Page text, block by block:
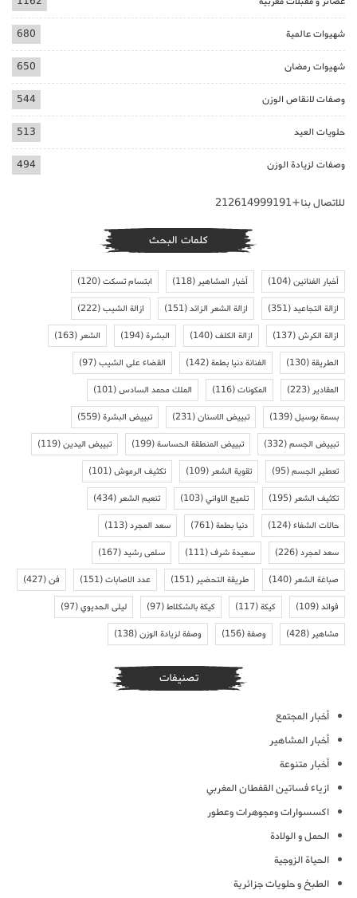
شهيوات عالمية 680
شهيوات رمضان 650
وصفات لانقاص الوزن 544
حلويات العيد 513
وصفات لزيادة الوزن 494
للاتصال بنا+212614999191
كلمات البحث
أخبار الفنانين(104) أخبار المشاهير(118) ابتسام تسكت(120)
ازالة التجاعيد(351) ازالة الشعر الزائد(151) ازالة الشيب(222)
ازالة الكرش(137) ازالة الكلف(140) البشرة(194) الشعر(163)
الطريقة(130) الفنانة دنيا بطمة(142) القضاء على الشيب(97)
المقادير(223) المكونات(116) الملك محمد السادس(101)
بسمة بوسيل(139) تبييض الاسنان(231) تبييض البشرة(559)
تبييض الجسم(332) تبييض المنطقة الحساسة(199) تبييض اليدين(119)
تعطير الجسم(95) تقوية الشعر(109) تكثيف الرموش(101)
تكثيف الشعر(195) تلميع الاواني(103) تنعيم الشعر(434)
حالات الشفاء(124) دنيا بطمة(761) سعد المجرد(113)
سعد لمجرد(226) سعيدة شرف(111) سلمى رشيد(167)
صباغة الشعر(140) طريقة التحضير(151) عدد الاصابات(151) فن(427)
فوائد(109) كيكة(117) كيكة بالشكلاط(97) ليلى الحديوي(97)
مشاهير(428) وصفة(156) وصفة لزيادة الوزن(138)
تصنيفات
أخبار المجتمع
أخبار المشاهير
أخبار متنوعة
ازياء فساتين القفطان المغربي
اكسسوارات ومجوهرات وعطور
الحمل و الولادة
الحياة الزوجية
الطبخ و حلويات جزائرية